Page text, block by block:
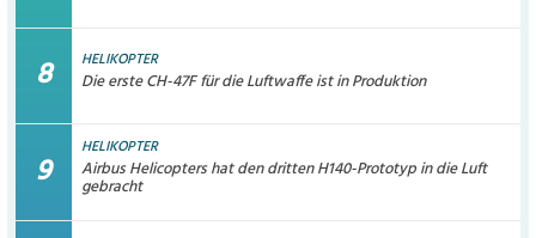
HELIKOPTER
Die erste CH-47F für die Luftwaffe ist in Produktion
HELIKOPTER
Airbus Helicopters hat den dritten H140-Prototyp in die Luft
gebracht